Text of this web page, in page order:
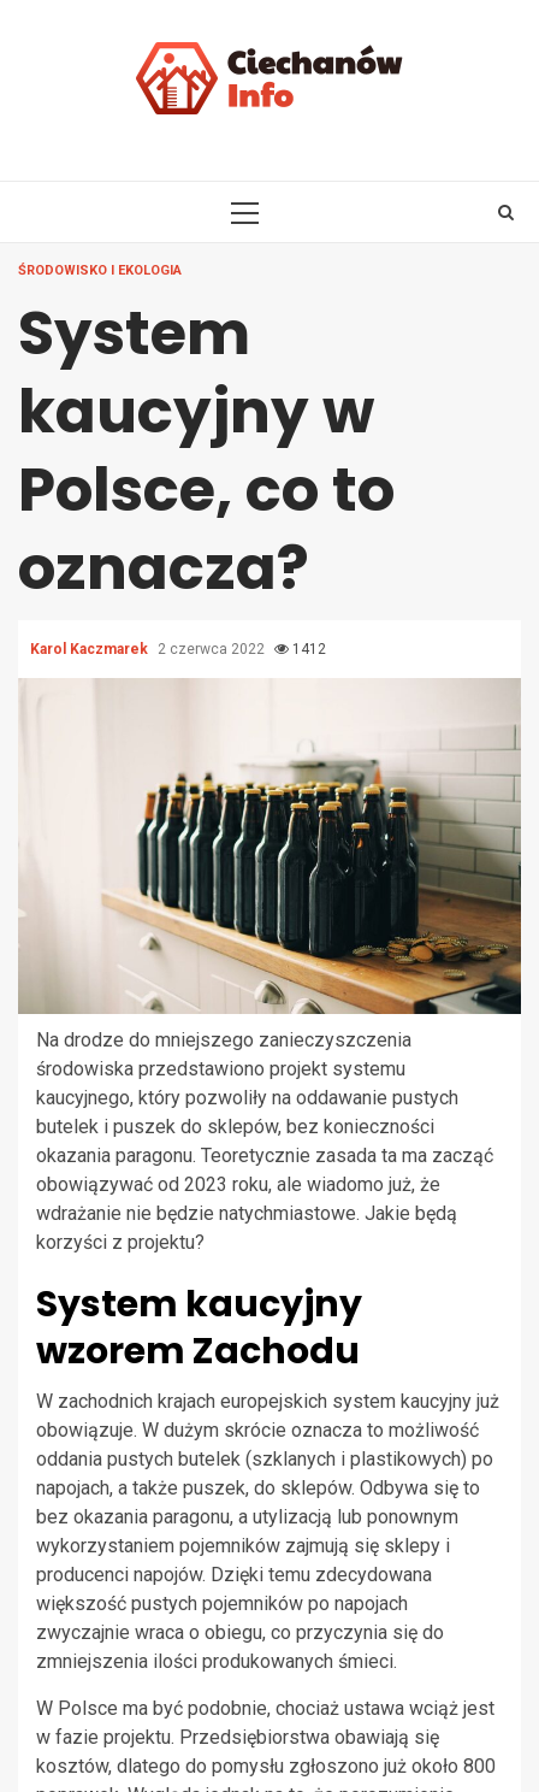
PRIMARY
ŚRODOWISKO I EKOLOGIA
System
kaucyjny w
Polsce, co to
oznacza?
Karol Kaczmarek 2 czerwca 2022 1412
Na drodze do mniejszego zanieczyszczenia
środowiska przedstawiono projekt systemu
kaucyjnego, który pozwoliły na oddawanie pustych
butelek i puszek do sklepów, bez konieczności
okazania paragonu. Teoretycznie zasada ta ma zacząć
obowiązywać od 2023 roku, ale wiadomo już, że
wdrażanie nie będzie natychmiastowe. Jakie będą
korzyści z projektu?
System kaucyjny
wzorem Zachodu
W zachodnich krajach europejskich system kaucyjny już
obowiązuje. W dużym skrócie oznacza to możliwość
oddania pustych butelek (szklanych i plastikowych) po
napojach, a także puszek, do sklepów. Odbywa się to
bez okazania paragonu, a utylizacją lub ponownym
wykorzystaniem pojemników zajmują się sklepy i
producenci napojów. Dzięki temu zdecydowana
większość pustych pojemników po napojach
zwyczajnie wraca o obiegu, co przyczynia się do
zmniejszenia ilości produkowanych śmieci.
W Polsce ma być podobnie, chociaż ustawa wciąż jest
w fazie projektu. Przedsiębiorstwa obawiają się
kosztów, dlatego do pomysłu zgłoszono już około 800